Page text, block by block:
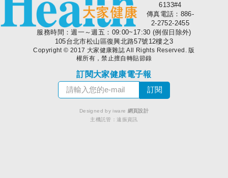
6133#4
傳真電話：886-
2-2752-2455
服務時間：週一～週五：09:00~17:30 (例假日除外)
105台北市松山區復興北路57號12樓之3
Copyright © 2017 大家健康雜誌 All Rights Reserved. 版
權所有，禁止擅自轉貼節錄
訂閱大家健康電子報
Designed by iware 網頁設計
主機託管：遠振資訊